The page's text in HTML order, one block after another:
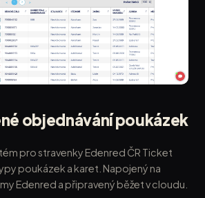
objednávání poukázek
pro stravenky Edenred ČR Ticket
poukázek a karet. Napojený na
Edenred a připravený běžet v cloudu.